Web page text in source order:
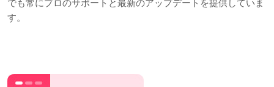
でも常にプロのサポートと最新のアップデートを提供していま
す。